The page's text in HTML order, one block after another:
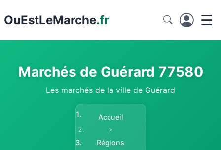
OuEstLeMarche.fr ☰
Marchés de Guérard 77580
Les marchés de la ville de Guérard
Accueil
>
Régions